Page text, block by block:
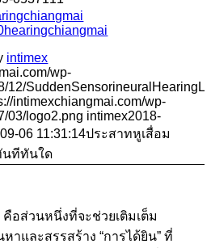
intimex
wp-
12/
intimexchiangmai.com/wp-
03/logo2.png intimex2018-
06 11:31:14ประสาทหูเสื่อม
นทีทันใด
คือส่วนหนึ่งที่จะช่วยเติมเต็ม
าและสรรสร้าง “การได้ยิน” ที่